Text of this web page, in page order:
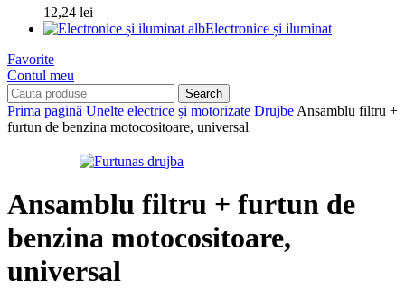
12,24 lei
Electronice și iluminat
Favorite
Contul meu
Search
Prima pagină Unelte electrice și motorizate Drujbe Ansamblu filtru +
furtun de benzina motocositoare, universal
Ansamblu filtru + furtun de
benzina motocositoare,
universal